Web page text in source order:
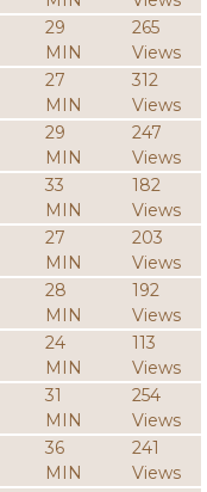
29
MIN
265
Views
27
MIN
312
Views
29
MIN
247
Views
33
MIN
182
Views
27
MIN
203
Views
28
MIN
192
Views
24
MIN
113
Views
31
MIN
254
Views
36
MIN
241
Views